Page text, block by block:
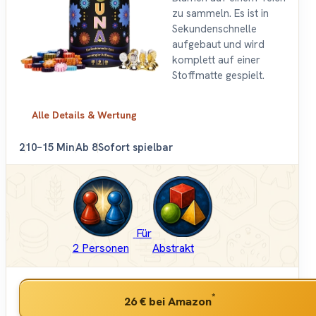
zu sammeln. Es ist in
Sekundenschnelle
aufgebaut und wird
komplett auf einer
Stoffmatte gespielt.
Alle Details & Wertung
210–15 MinAb 8Sofort spielbar
Für
2 Personen
Abstrakt
26 € bei Amazon*